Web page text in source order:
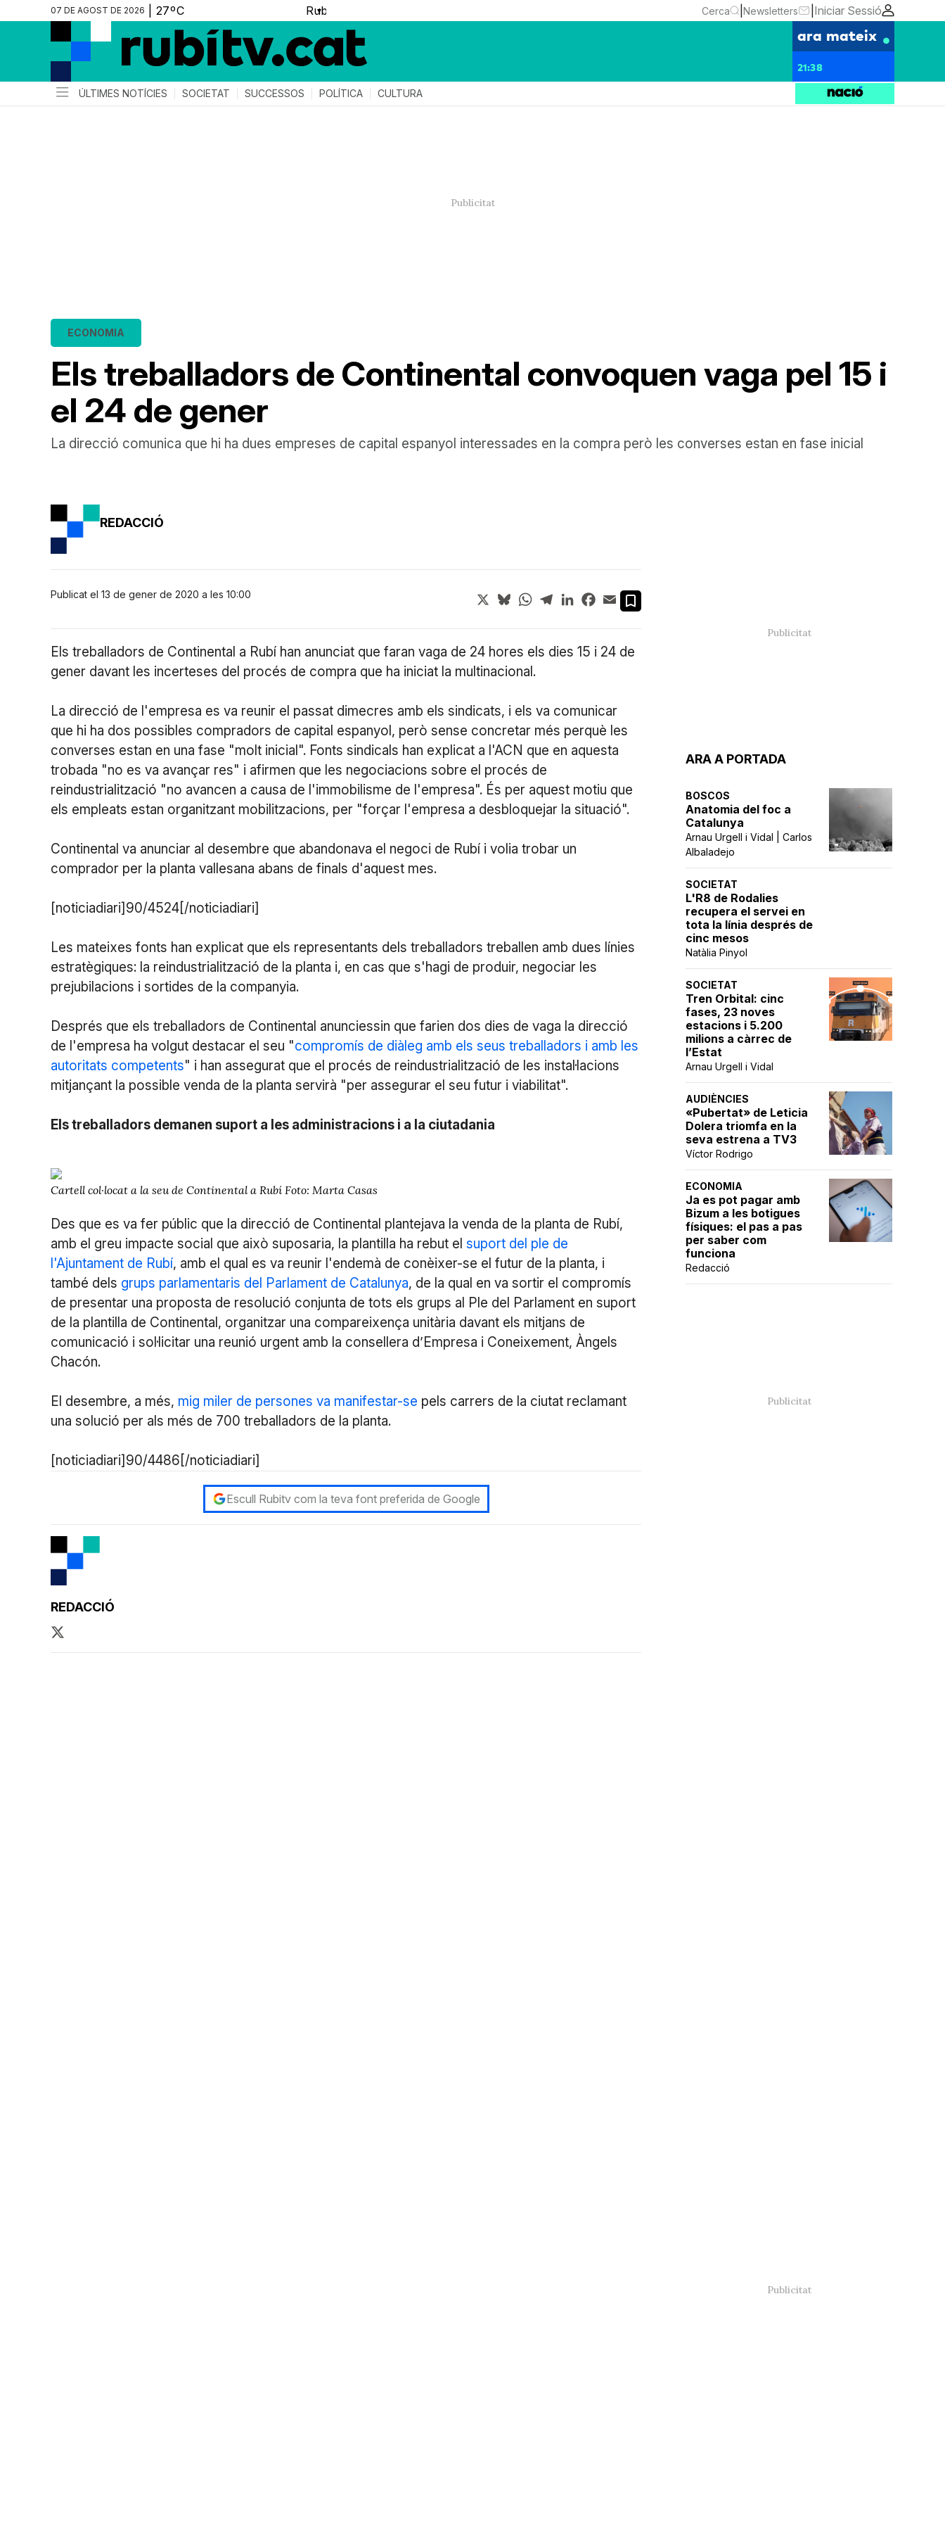
07 DE AGOST DE 2026 ▼ Cerca Newsletters Iniciar Sessió
ara mateix
21:38
ÚLTIMES NOTÍCIES SOCIETAT SUCCESSOS POLÍTICA CULTURA
Els treballadors de Continental convoquen vaga pel 15 i
el 24 de gener
ECONOMIA
La direcció comunica que hi ha dues empreses de capital espanyol interessades en la compra però les converses estan en fase inicial
ARA A PORTADA
BOSCOS
Anatomia del foc a
Catalunya
Arnau Urgell i Vidal | Carlos
Albaladejo
SOCIETAT
L'R8 de Rodalies
recupera el servei en
tota la línia després de
cinc mesos
Natàlia Pinyol
SOCIETAT
Tren Orbital: cinc
fases, 23 noves
estacions i 5.200
milions a càrrec de
l’Estat
Arnau Urgell i Vidal
AUDIÈNCIES
«Pubertat» de Leticia
Dolera triomfa en la
seva estrena a TV3
Víctor Rodrigo
ECONOMIA
Ja es pot pagar amb
Bizum a les botigues
físiques: el pas a pas
per saber com
funciona
Redacció
REDACCIÓ
Publicat el 13 de gener de 2020 a les 10:00 X BlueskyWhatsApp
TelegramLinkedInFacebook
Email
Els treballadors de Continental a Rubí han anunciat que faran vaga de 24 hores els dies 15 i 24 de
gener davant les incerteses del procés de compra que ha iniciat la multinacional.
La direcció de l'empresa es va reunir el passat dimecres amb els sindicats, i els va comunicar
que hi ha dos possibles compradors de capital espanyol, però sense concretar més perquè les
converses estan en una fase "molt inicial". Fonts sindicals han explicat a l'ACN que en aquesta
trobada "no es va avançar res" i afirmen que les negociacions sobre el procés de
reindustrialització "no avancen a causa de l'immobilisme de l'empresa". És per aquest motiu que
els empleats estan organitzant mobilitzacions, per "forçar l'empresa a desbloquejar la situació".
Continental va anunciar al desembre que abandonava el negoci de Rubí i volia trobar un
comprador per la planta vallesana abans de finals d'aquest mes.
[noticiadiari]90/4524[/noticiadiari]
Les mateixes fonts han explicat que els representants dels treballadors treballen amb dues línies
estratègiques: la reindustrialització de la planta i, en cas que s'hagi de produir, negociar les
prejubilacions i sortides de la companyia.
Després que els treballadors de Continental anunciessin que farien dos dies de vaga la direcció
de l'empresa ha volgut destacar el seu "compromís de diàleg amb els seus treballadors i amb les
autoritats competents" i han assegurat que el procés de reindustrialització de les instal·lacions
mitjançant la possible venda de la planta servirà "per assegurar el seu futur i viabilitat".
Els treballadors demanen suport a les administracions i a la ciutadania
Cartell col·locat a la seu de Continental a Rubí Foto: Marta Casas
Des que es va fer públic que la direcció de Continental plantejava la venda de la planta de Rubí,
amb el greu impacte social que això suposaria, la plantilla ha rebut el suport del ple de
l'Ajuntament de Rubí, amb el qual es va reunir l'endemà de conèixer-se el futur de la planta, i
també dels grups parlamentaris del Parlament de Catalunya, de la qual en va sortir el compromís
de presentar una proposta de resolució conjunta de tots els grups al Ple del Parlament en suport
de la plantilla de Continental, organitzar una compareixença unitària davant els mitjans de
comunicació i sol·licitar una reunió urgent amb la consellera d’Empresa i Coneixement, Àngels
Chacón.
El desembre, a més, mig miler de persones va manifestar-se pels carrers de la ciutat reclamant
una solució per als més de 700 treballadors de la planta.
[noticiadiari]90/4486[/noticiadiari]
Escull Rubitv com la teva font preferida de Google
REDACCIÓ